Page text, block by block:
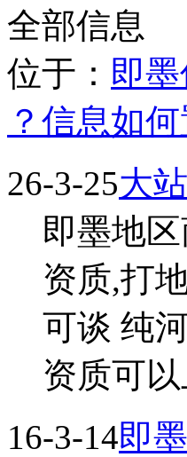
全部信息
位于： 即
？信息如
26-3-25大
即墨地
资质,打
可谈 纯
资质可
16-3-14即